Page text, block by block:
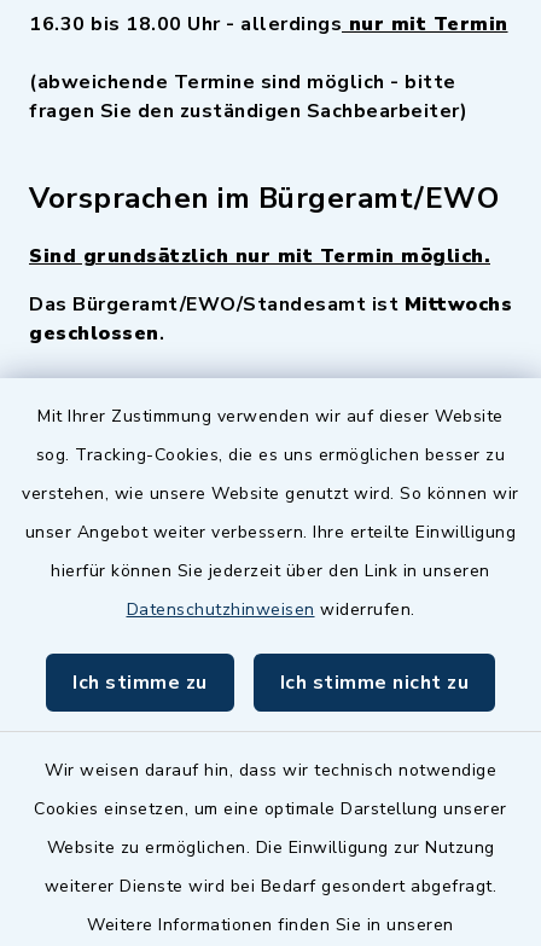
Mit Ihrer Zustimmung verwenden wir auf dieser Website
sog. Tracking-Cookies, die es uns ermöglichen besser zu
verstehen, wie unsere Website genutzt wird. So können wir
unser Angebot weiter verbessern. Ihre erteilte Einwilligung
hierfür können Sie jederzeit über den Link in unseren
Datenschutzhinweisen widerrufen.
Ich stimme zu Ich stimme nicht zu
Wir weisen darauf hin, dass wir technisch notwendige
Cookies einsetzen, um eine optimale Darstellung unserer
Website zu ermöglichen. Die Einwilligung zur Nutzung
weiterer Dienste wird bei Bedarf gesondert abgefragt.
Weitere Informationen finden Sie in unseren
16.30 bis 18.00 Uhr - allerdings nur mit Termin
(abweichende Termine sind möglich - bitte
fragen Sie den zuständigen Sachbearbeiter)
Vorsprachen im Bürgeramt/EWO
Sind grundsätzlich nur mit Termin möglich.
Das Bürgeramt/EWO/Standesamt ist Mittwochs
geschlossen.
Quicklinks
Zenngrund Allianz
Dillenberggruppe
inixmedia GmbH
Barrierefreiheit